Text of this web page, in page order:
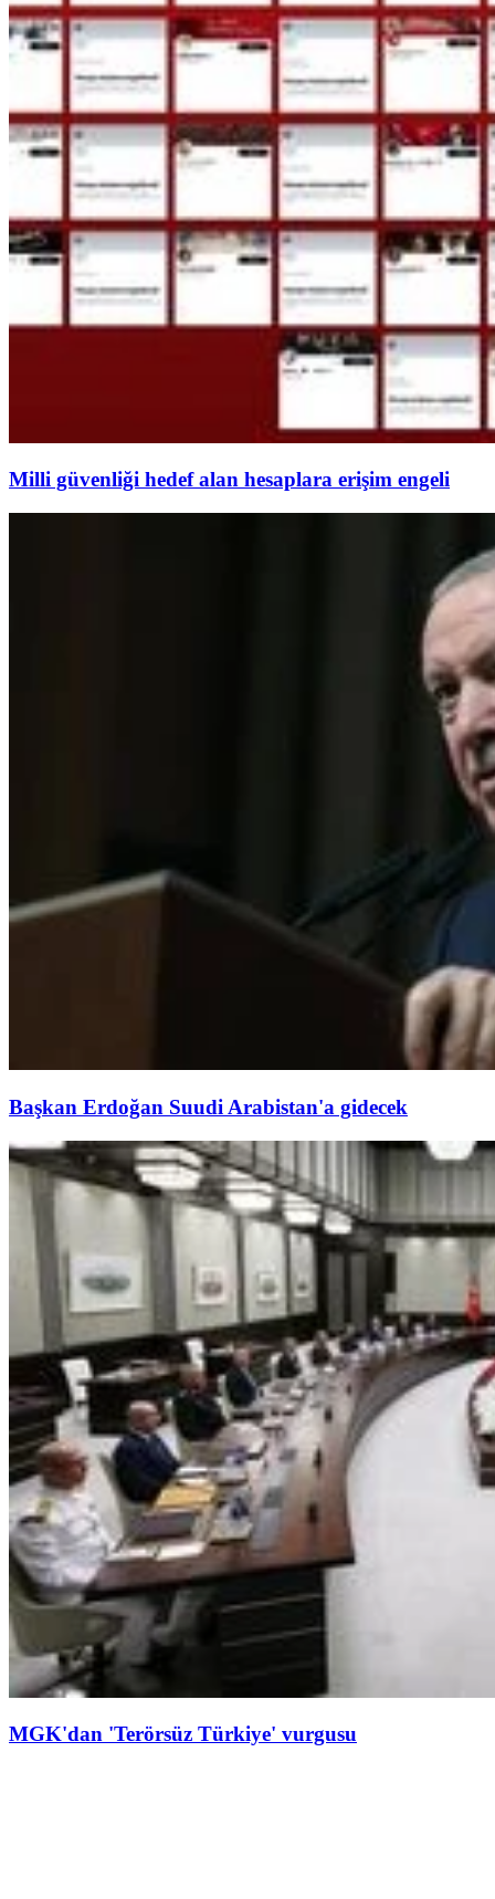
Milli güvenliği hedef alan hesaplara erişim engeli
Başkan Erdoğan Suudi Arabistan'a gidecek
MGK'dan 'Terörsüz Türkiye' vurgusu